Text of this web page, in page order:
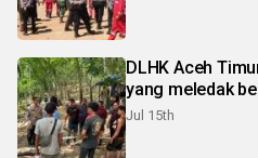
DLHK Aceh
yang meledak
Jul 15th